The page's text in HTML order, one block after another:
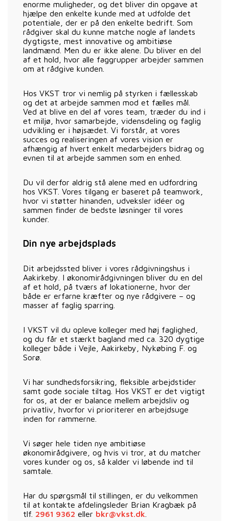
enorme muligheder, og det bliver din opgave at
hjælpe den enkelte kunde med at udfolde det
potentiale, der er på den enkelte bedrift. Som
rådgiver skal du kunne matche nogle af landets
dygtigste, mest innovative og ambitiøse
landmænd. Men du er ikke alene. Du bliver en del
af et hold, hvor alle faggrupper arbejder sammen
om at rådgive kunden.
Hos VKST tror vi nemlig på styrken i fællesskab
og det at arbejde sammen mod et fælles mål.
Ved at blive en del af vores team, træder du ind i
et miljø, hvor samarbejde, vidensdeling og faglig
udvikling er i højsædet. Vi forstår, at vores
succes og realiseringen af vores vision er
afhængig af hvert enkelt medarbejders bidrag og
evnen til at arbejde sammen som en enhed.
Du vil derfor aldrig stå alene med en udfordring
hos VKST. Vores tilgang er baseret på teamwork,
hvor vi støtter hinanden, udveksler idéer og
sammen finder de bedste løsninger til vores
kunder.
Din nye arbejdsplads
Dit arbejdssted bliver i vores rådgivningshus i
Aakirkeby. I økonomirådgivningen bliver du en del
af et hold, på tværs af lokationerne, hvor der
både er erfarne kræfter og nye rådgivere – og
masser af faglig sparring.
I VKST vil du opleve kolleger med høj faglighed,
og du får et stærkt bagland med ca. 320 dygtige
kolleger både i Vejle, Aakirkeby, Nykøbing F. og
Sorø.
Vi har sundhedsforsikring, fleksible arbejdstider
samt gode sociale tiltag. Hos VKST er det vigtigt
for os, at der er balance mellem arbejdsliv og
privatliv, hvorfor vi prioriterer en arbejdsuge
inden for rammerne.
Vi søger hele tiden nye ambitiøse
økonomirådgivere, og hvis vi tror, at du matcher
vores kunder og os, så kalder vi løbende ind til
samtale.
Har du spørgsmål til stillingen, er du velkommen
til at kontakte afdelingsleder Brian Kragbæk på
tlf. 2961 9362 eller bkr@vkst.dk